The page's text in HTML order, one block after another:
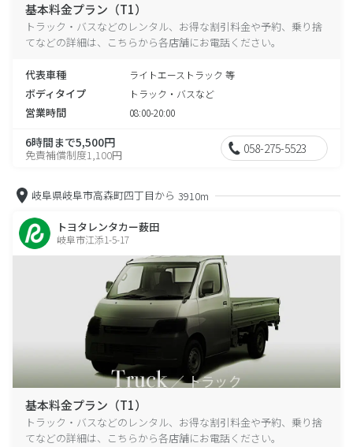
基本料金プラン（T1）
トラック・バスなどのレンタル、お得な割引料金や予約、乗り捨
てなどの詳細は、こちらから各店舗にお電話ください。
代表車種 ライトエーストラック 等
ボディタイプ トラック・バスなど
営業時間 08:00-20:00
6時間まで5,500円
免責補償制度1,100円 058-275-5523
岐阜県岐阜市高森町四丁目から 3910m
トヨタレンタカー薮田
岐阜市江添1-5-17
基本料金プラン（T1）
トラック・バスなどのレンタル、お得な割引料金や予約、乗り捨
てなどの詳細は、こちらから各店舗にお電話ください。